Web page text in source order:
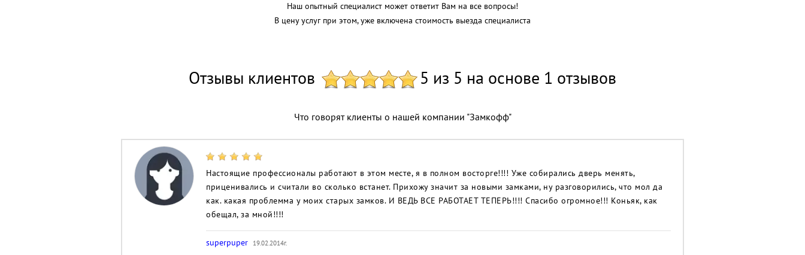
Наш опытный специалист может ответит Вам на все вопросы!
В цену услуг при этом, уже включена стоимость выезда специалиста
Отзывы клиентов 5 из 5 на основе 1 отзывов
Что говорят клиенты о нашей компании "Замкофф"
Настоящие профессионалы работают в этом месте, я в полном восторге!!!! Уже собирались дверь менять,
приценивались и считали во сколько встанет. Прихожу значит за новыми замками, ну разговорились, что мол да
как. какая проблемма у моих старых замков. И ВЕДЬ ВСЕ РАБОТАЕТ ТЕПЕРЬ!!!! Спасибо огромное!!! Коньяк, как
обещал, за мной!!!!
superpuper 19.02.2014г.